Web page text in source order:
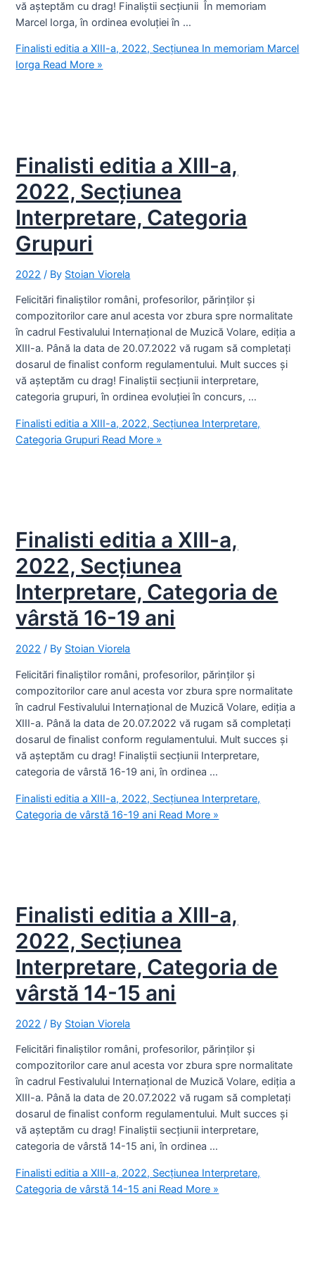
vă așteptăm cu drag! Finaliștii secțiunii În memoriam
Marcel Iorga, în ordinea evoluției în …
Finalisti editia a XIII-a, 2022, Secțiunea In memoriam Marcel
Iorga Read More »
Finalisti editia a XIII-a,
2022, Secțiunea
Interpretare, Categoria
Grupuri
2022 / By Stoian Viorela
Felicitări finaliștilor români, profesorilor, părinților și
compozitorilor care anul acesta vor zbura spre normalitate
în cadrul Festivalului Internațional de Muzică Volare, ediția a
XIII-a. Până la data de 20.07.2022 vă rugam să completați
dosarul de finalist conform regulamentului. Mult succes și
vă așteptăm cu drag! Finaliștii secțiunii interpretare,
categoria grupuri, în ordinea evoluției în concurs, …
Finalisti editia a XIII-a, 2022, Secțiunea Interpretare,
Categoria Grupuri Read More »
Finalisti editia a XIII-a,
2022, Secțiunea
Interpretare, Categoria de
vârstă 16-19 ani
2022 / By Stoian Viorela
Felicitări finaliștilor români, profesorilor, părinților și
compozitorilor care anul acesta vor zbura spre normalitate
în cadrul Festivalului Internațional de Muzică Volare, ediția a
XIII-a. Până la data de 20.07.2022 vă rugam să completați
dosarul de finalist conform regulamentului. Mult succes și
vă așteptăm cu drag! Finaliștii secțiunii Interpretare,
categoria de vârstă 16-19 ani, în ordinea …
Finalisti editia a XIII-a, 2022, Secțiunea Interpretare,
Categoria de vârstă 16-19 ani Read More »
Finalisti editia a XIII-a,
2022, Secțiunea
Interpretare, Categoria de
vârstă 14-15 ani
2022 / By Stoian Viorela
Felicitări finaliștilor români, profesorilor, părinților și
compozitorilor care anul acesta vor zbura spre normalitate
în cadrul Festivalului Internațional de Muzică Volare, ediția a
XIII-a. Până la data de 20.07.2022 vă rugam să completați
dosarul de finalist conform regulamentului. Mult succes și
vă așteptăm cu drag! Finaliștii secțiunii interpretare,
categoria de vârstă 14-15 ani, în ordinea …
Finalisti editia a XIII-a, 2022, Secțiunea Interpretare,
Categoria de vârstă 14-15 ani Read More »